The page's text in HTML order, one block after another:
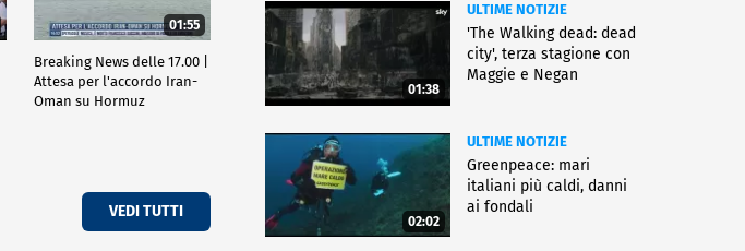
01:55
Breaking News delle 17.00 |
Attesa per l'accordo Iran-
Oman su Hormuz
VEDI TUTTI
01:38
ULTIME NOTIZIE
'The Walking dead: dead
city', terza stagione con
Maggie e Negan
02:02
ULTIME NOTIZIE
Greenpeace: mari
italiani più caldi, danni
ai fondali